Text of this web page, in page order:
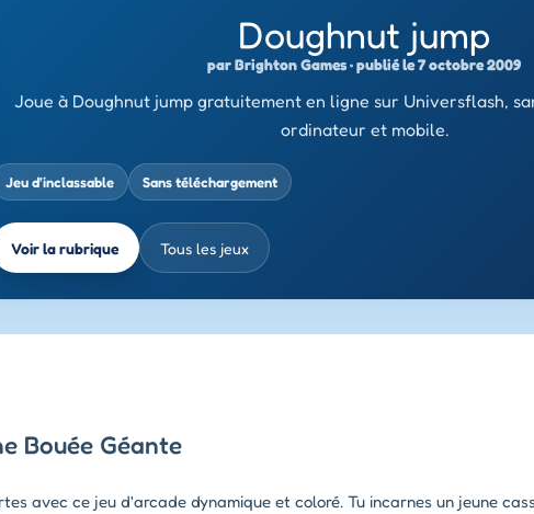
Doughnut jump
par Brighton Games · publié le 7 octobre 2009
Joue à Doughnut jump gratuitement en ligne sur Universflash,
ordinateur et mobile.
Jeu d’inclassable Sans téléchargement
Voir la rubrique Tous les jeux
Bouée Géante
avec ce jeu d'arcade dynamique et coloré. Tu incarnes un jeune